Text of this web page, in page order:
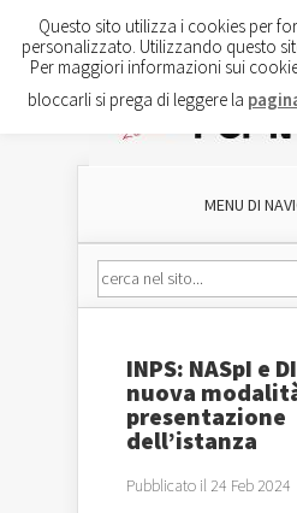
MENU DI
INPS: NASpI e
nuova
presentazione
dell’istanza
Pubblicato il 24 Feb 2024
Questo sito utilizza i cookies per
personalizzato. Utilizzando questo
Per maggiori informazioni sui
bloccarli si prega di leggere la